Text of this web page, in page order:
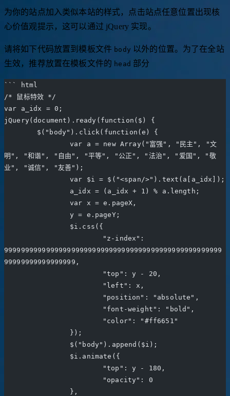
为你的站点加入类似本站的样式，点击站点任意位置出现核
心价值观提示，这可以通过 jQuery 实现。
请将如下代码放置到模板文件 body 以外的位置。为了在全站
生效，推荐放置在模板文件的 head 部分
``` html
/* 鼠标特效 */
var a_idx = 0;
jQuery(document).ready(function($) {
	$("body").click(function(e) {
明", "和谐", "自由", "平等", "公正", "法治", "爱国", "敬
业", "诚信", "友善");
		var $i = $("<span/>").text(a[a_idx]);
		a_idx = (a_idx + 1) % a.length;
		var x = e.pageX,
		y = e.pageY;
		$i.css({
9999999999999999999999999999999999999999999999999999
99999999999999999,
			"top": y - 20,
			"left": x,
			"position": "absolute",
			"font-weight": "bold",
			"color": "#ff6651"
		});
		$("body").append($i);
		$i.animate({
			"top": y - 180,
			"opacity": 0
		},